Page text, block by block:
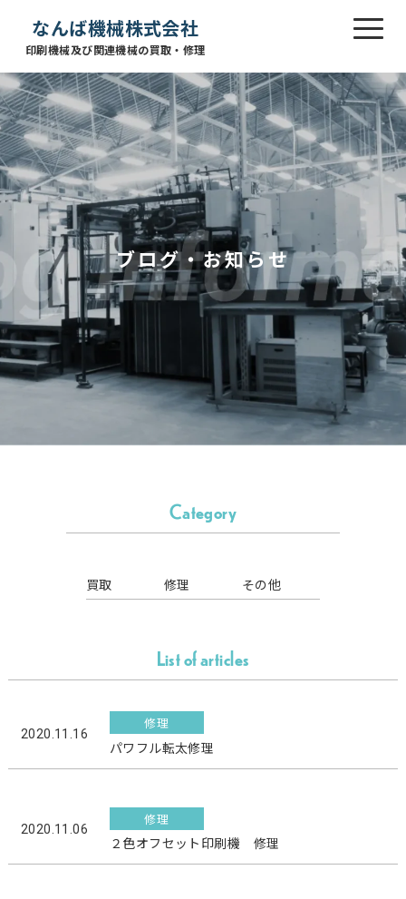
なんば機械株式会社
印刷機械及び関連機械の買取・修理
ブログ・お知らせ
Category
買取 修理 その他
List of articles
2020.11.16
修理
パワフル転太修理
2020.11.06
修理
２色オフセット印刷機 修理